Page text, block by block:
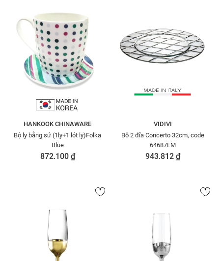
HANKOOK CHINAWARE
Bộ ly bằng sứ (1ly+1 lót ly)Folka
Blue
872.100 ₫
VIDIVI
Bộ 2 đĩa Concerto 32cm, code
64687EM
943.812 ₫